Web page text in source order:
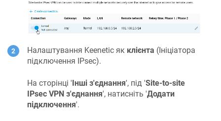
Налаштування Keenetic як клієнта (Ініціатора
підключення IPsec).
На сторінці 'Інші з'єднання', під 'Site-to-site
IPsec VPN з'єднання', натисніть 'Додати
підключення'.